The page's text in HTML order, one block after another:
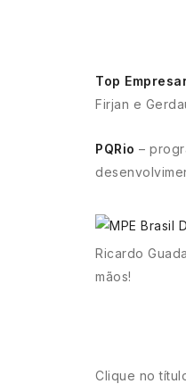
Top
Firjan e
PQRio –
Ricardo
mãos!
Clique no